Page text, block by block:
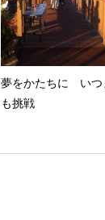
夢をかたちに いつ
も挑戦